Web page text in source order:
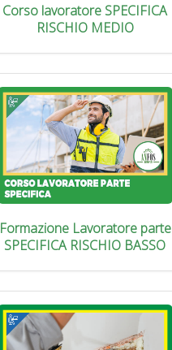
Corso lavoratore SPECIFICA
RISCHIO MEDIO
Formazione Lavoratore parte
SPECIFICA RISCHIO BASSO